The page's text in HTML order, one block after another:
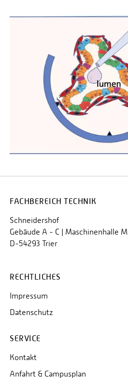
FACHBEREICH TECHNIK
Schneidershof
Gebäude A - C | Maschinenhalle M
D-54293 Trier
RECHTLICHES
Impressum
Datenschutz
SERVICE
Kontakt
Anfahrt & Campusplan